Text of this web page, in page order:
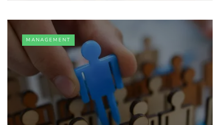
MANAGEMENT